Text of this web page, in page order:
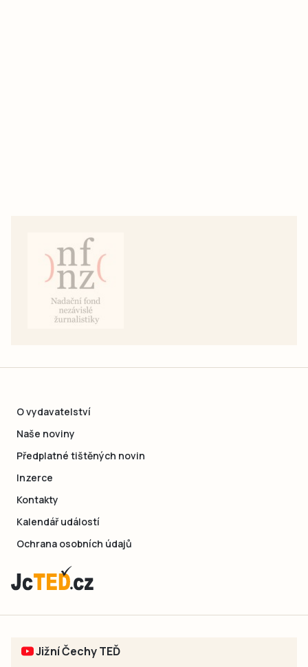
O vydavatelství
Naše noviny
Předplatné tištěných novin
Inzerce
Kontakty
Kalendář událostí
Ochrana osobních údajů
Jižní Čechy TEĎ